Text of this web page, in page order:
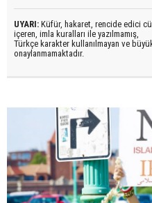
UYARI: Küfür, hakaret, rencide edici
içeren, imla kuralları ile yazılmamış,
Türkçe karakter kullanılmayan ve
onaylanmamaktadır.